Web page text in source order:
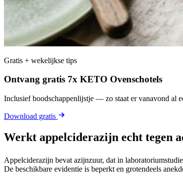
Gratis + wekelijkse tips
Ontvang gratis 7x KETO Ovenschotels
Inclusief boodschappenlijstje — zo staat er vanavond al
Download gratis
Werkt appelciderazijn echt tegen
Appelciderazijn bevat azijnzuur, dat in
De beschikbare evidentie is beperkt en grotendeels